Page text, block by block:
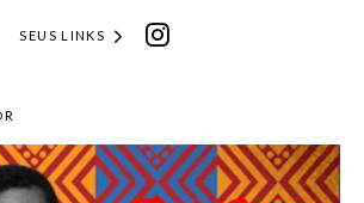
SEUS LINKS